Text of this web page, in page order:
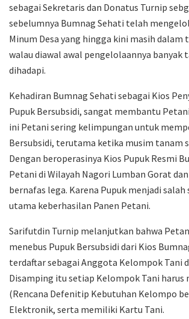
sebagai Sekretaris dan Donatus Turnip
sebelumnya Bumnag Sehati telah
Minum Desa yang hingga kini masih dalam
walau diawal awal pengelolaannya banyak
dihadapi.
Kehadiran Bumnag Sehati sebagai Kios
Pupuk Bersubsidi, sangat membantu
ini Petani sering kelimpungan untuk
Bersubsidi, terutama ketika musim tanam
Dengan beroperasinya Kios Pupuk Resmi
Petani di Wilayah Nagori Lumban Gorat
bernafas lega. Karena Pupuk menjadi
utama keberhasilan Panen Petani.
Sarifutdin Turnip melanjutkan bahwa
menebus Pupuk Bersubsidi dari Kios
terdaftar sebagai Anggota Kelompok Tani
Disamping itu setiap Kelompok Tani harus
(Rencana Defenitip Kebutuhan Kelompo
Elektronik, serta memiliki Kartu Tani.